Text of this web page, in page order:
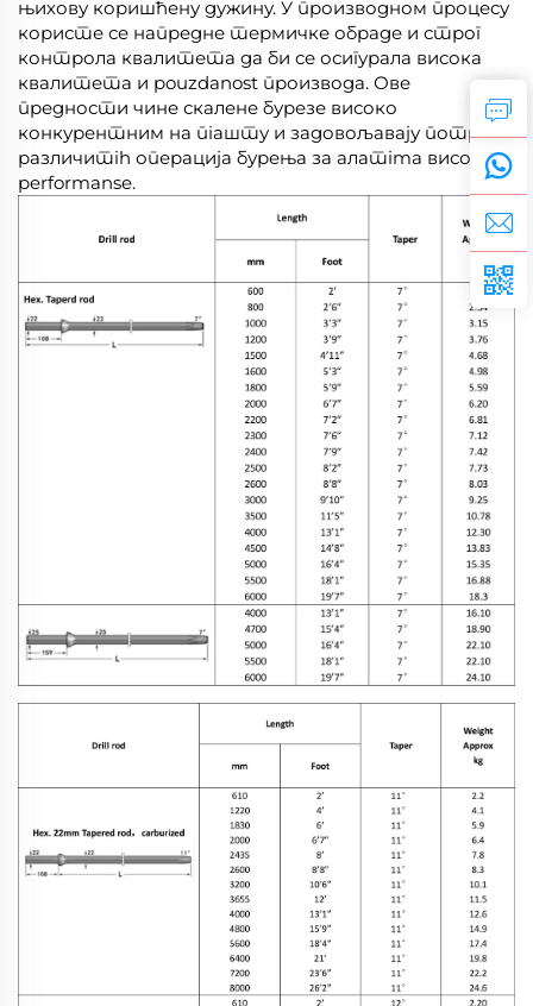
њихову коришћену дужину. У производном процесу
користе се напредне термичке обраде и строг
контрола квалитета да би се осигурала висока
квалитета и pouzdanost производа. Ове
предности чине скалене бурезе високо
конкурентним на пiaшту и задовољавају потребе
различитih операција бурења за алатima високе
performanse.